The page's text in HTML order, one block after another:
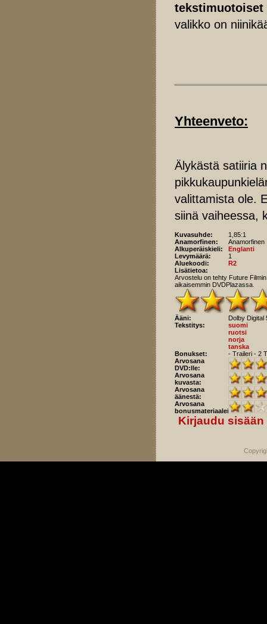
valikko on
Yhteenveto:
Älykästä satiiria
valittamista ole.
siinä vaiheessa,
Kuvasuhde:
1,85:1
Anamorfinen:
Anamorfinen
Alkuperäiskieli:
Englanti
Levymäärä:
1
Aluekoodi:
R2
Lisätietoa:
Arvostelu on tehty Future
aikaisemmin DVDPlazassa.
Ääni:
Dolby Digital
Tekstitys:
suomi
ruotsi
norja
tanska
Bonukset:
- Traileri - 2
Arvosana
DVD:lle:
Arvosana
kuvasta:
Arvosana
äänestä:
Arvosana
bonusmateriaaleista:
Kirjaudu sisään